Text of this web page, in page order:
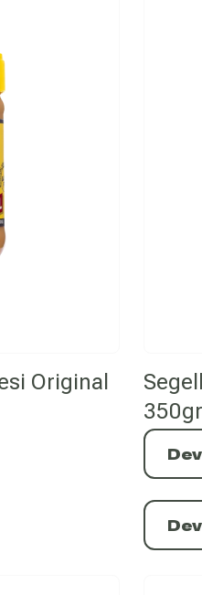
Original
350gr